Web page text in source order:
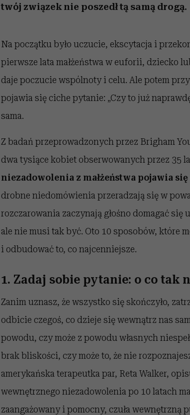
twój związek nie poszedł tą samą drogą.
Na początku było uczucie, ekscytacja i
pierwsze lata małżeństwa w euforii, dziecko
daje poczucie wspólnoty i celu. Ale potem
pojawia się ciche pytanie: „Czy to już
sama.
Z badań przeprowadzonych przez Brigham
dwa tysiące kobiet obserwowanych przez 35
niezadowolenia z małżeństwa pojawia się
drobne niedomówienia przeradzają się w
rozczarowania zaczynają głośno domagać
ale nie musi tak być. Oto 10 sposobów, które
i odbudować to, co najcenniejsze.
1. Zadaj sobie pytanie: o co tak
Zanim uznasz, że wszystko się skończyło,
odbicie czegoś, co dzieje się wewnątrz nas
powodu, czy może z powodu własnych
brak bliskości, czy może to, że nie
amerykańska terapeutka par, Reta Walker,
wewnętrznego niezadowolenia po 10 latach
zaangażowany i pomocny, czuła wewnętrzną